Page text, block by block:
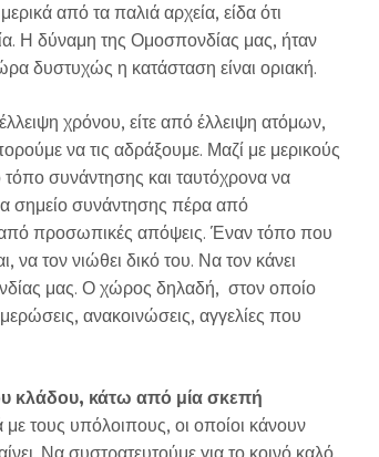
από τα παλιά αρχεία, είδα ότι
Η δύναμη της Ομοσπονδίας μας, ήταν
δυστυχώς η κατάσταση είναι οριακή.
χρόνου, είτε από έλλειψη ατόμων,
να τις αδράξουμε. Μαζί με μερικούς
συνάντησης και ταυτόχρονα να
σημείο συνάντησης πέρα από
προσωπικές απόψεις. Έναν τόπο που
τον νιώθει δικό του. Να τον κάνει
μας. Ο χώρος δηλαδή, στον οποίο
ανακοινώσεις, αγγελίες που
κλάδου, κάτω από μία σκεπή
τους υπόλοιπους, οι οποίοι κάνουν